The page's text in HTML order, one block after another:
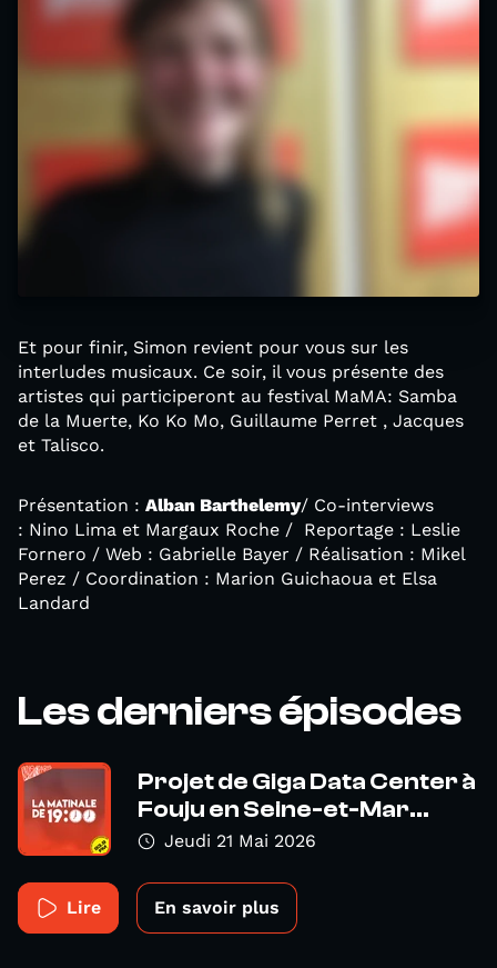
Et pour finir, Simon revient pour vous sur les
interludes musicaux. Ce soir, il vous présente des
artistes qui participeront au festival MaMA: Samba
de la Muerte, Ko Ko Mo, Guillaume Perret , Jacques
et Talisco.
Présentation : Alban Barthelemy/ Co-interviews
: Nino Lima et Margaux Roche / Reportage : Leslie
Fornero / Web : Gabrielle Bayer / Réalisation : Mikel
Perez / Coordination : Marion Guichaoua et Elsa
Landard
Les derniers épisodes
Projet de Giga Data Center à
Fouju en Seine-et-Mar...
Jeudi 21 Mai 2026
Lire En savoir plus